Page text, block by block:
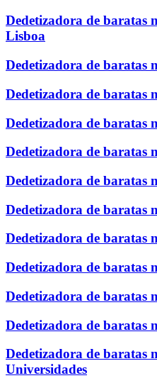
Dedetizadora de baratas
Lisboa
Dedetizadora de baratas
Dedetizadora de baratas
Dedetizadora de baratas
Dedetizadora de baratas
Dedetizadora de baratas
Dedetizadora de baratas
Dedetizadora de baratas
Dedetizadora de baratas
Dedetizadora de baratas
Dedetizadora de baratas
Dedetizadora de baratas
Universidades